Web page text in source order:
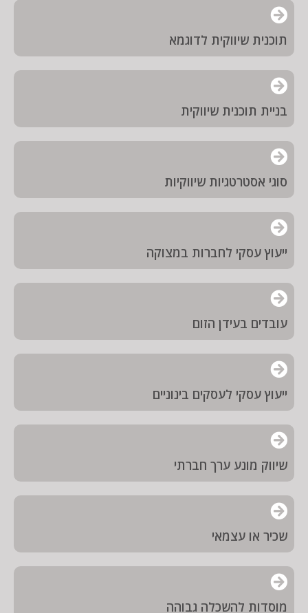
תוכנית שיווקית לדוגמא
בניית תוכנית שיווקית
סוגי אסטרטגיות שיווקיות
ייעוץ עסקי לחברות במצוקה
עובדים בעידן הזום
ייעוץ עסקי לעסקים בינוניים
שיווק מונע ערך חברתי
שכיר או עצמאי
מוסדות להשכלה גבוהה